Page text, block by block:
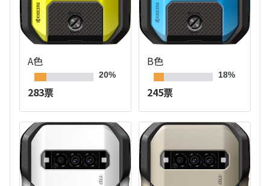
A色
20%
283票
B色
18%
245票